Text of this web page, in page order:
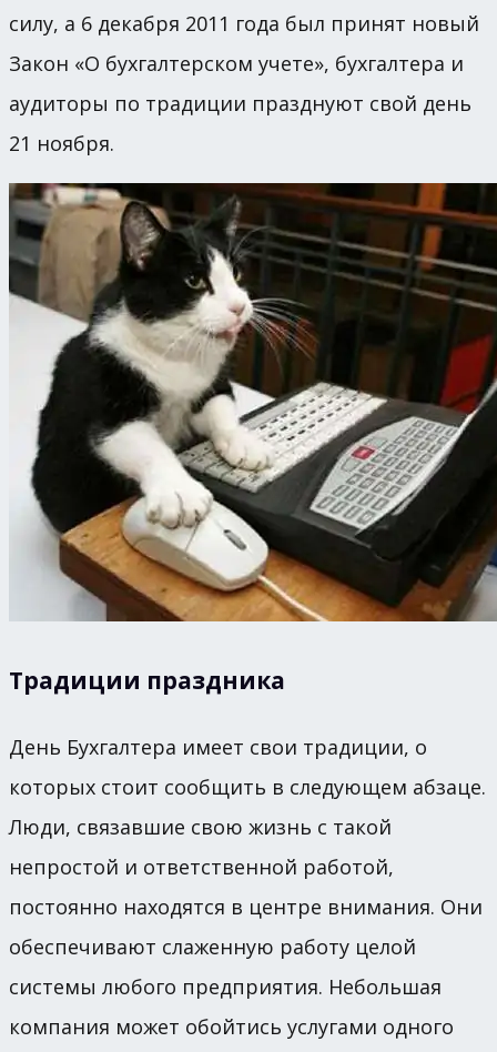
силу, а 6 декабря 2011 года был принят новый
Закон «О бухгалтерском учете», бухгалтера и
аудиторы по традиции празднуют свой день
21 ноября.
Традиции праздника
День Бухгалтера имеет свои традиции, о
которых стоит сообщить в следующем абзаце.
Люди, связавшие свою жизнь с такой
непростой и ответственной работой,
постоянно находятся в центре внимания. Они
обеспечивают слаженную работу целой
системы любого предприятия. Небольшая
компания может обойтись услугами одного